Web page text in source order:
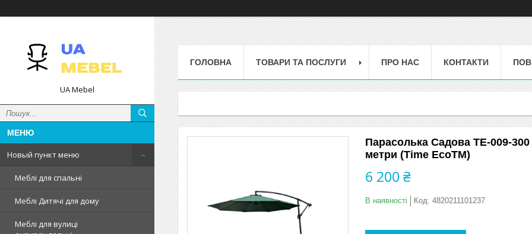
UA Mebel
Новый пункт меню
Меблі для спальні
Меблі Дитячі для дому
Меблі для вулиці
ГОЛОВНА ТОВАРИ ТА ПОСЛУГИ ПРО НАС КОНТАКТИ
Парасолька Садова ТЕ-009-300
метри (Time EcoTM)
6 200 ₴
В наявності Код: 4820211101237